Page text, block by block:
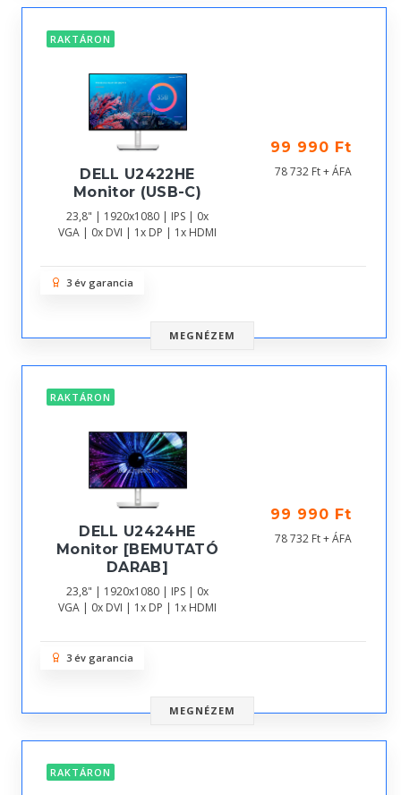
RAKTÁRON
DELL U2422HE
Monitor (USB-C)
23,8" | 1920x1080 | IPS | 0x
VGA | 0x DVI | 1x DP | 1x HDMI
99 990 Ft
78 732 Ft + ÁFA
3 év garancia
MEGNÉZEM
RAKTÁRON
DELL U2424HE
Monitor [BEMUTATÓ
DARAB]
23,8" | 1920x1080 | IPS | 0x
VGA | 0x DVI | 1x DP | 1x HDMI
99 990 Ft
78 732 Ft + ÁFA
3 év garancia
MEGNÉZEM
RAKTÁRON